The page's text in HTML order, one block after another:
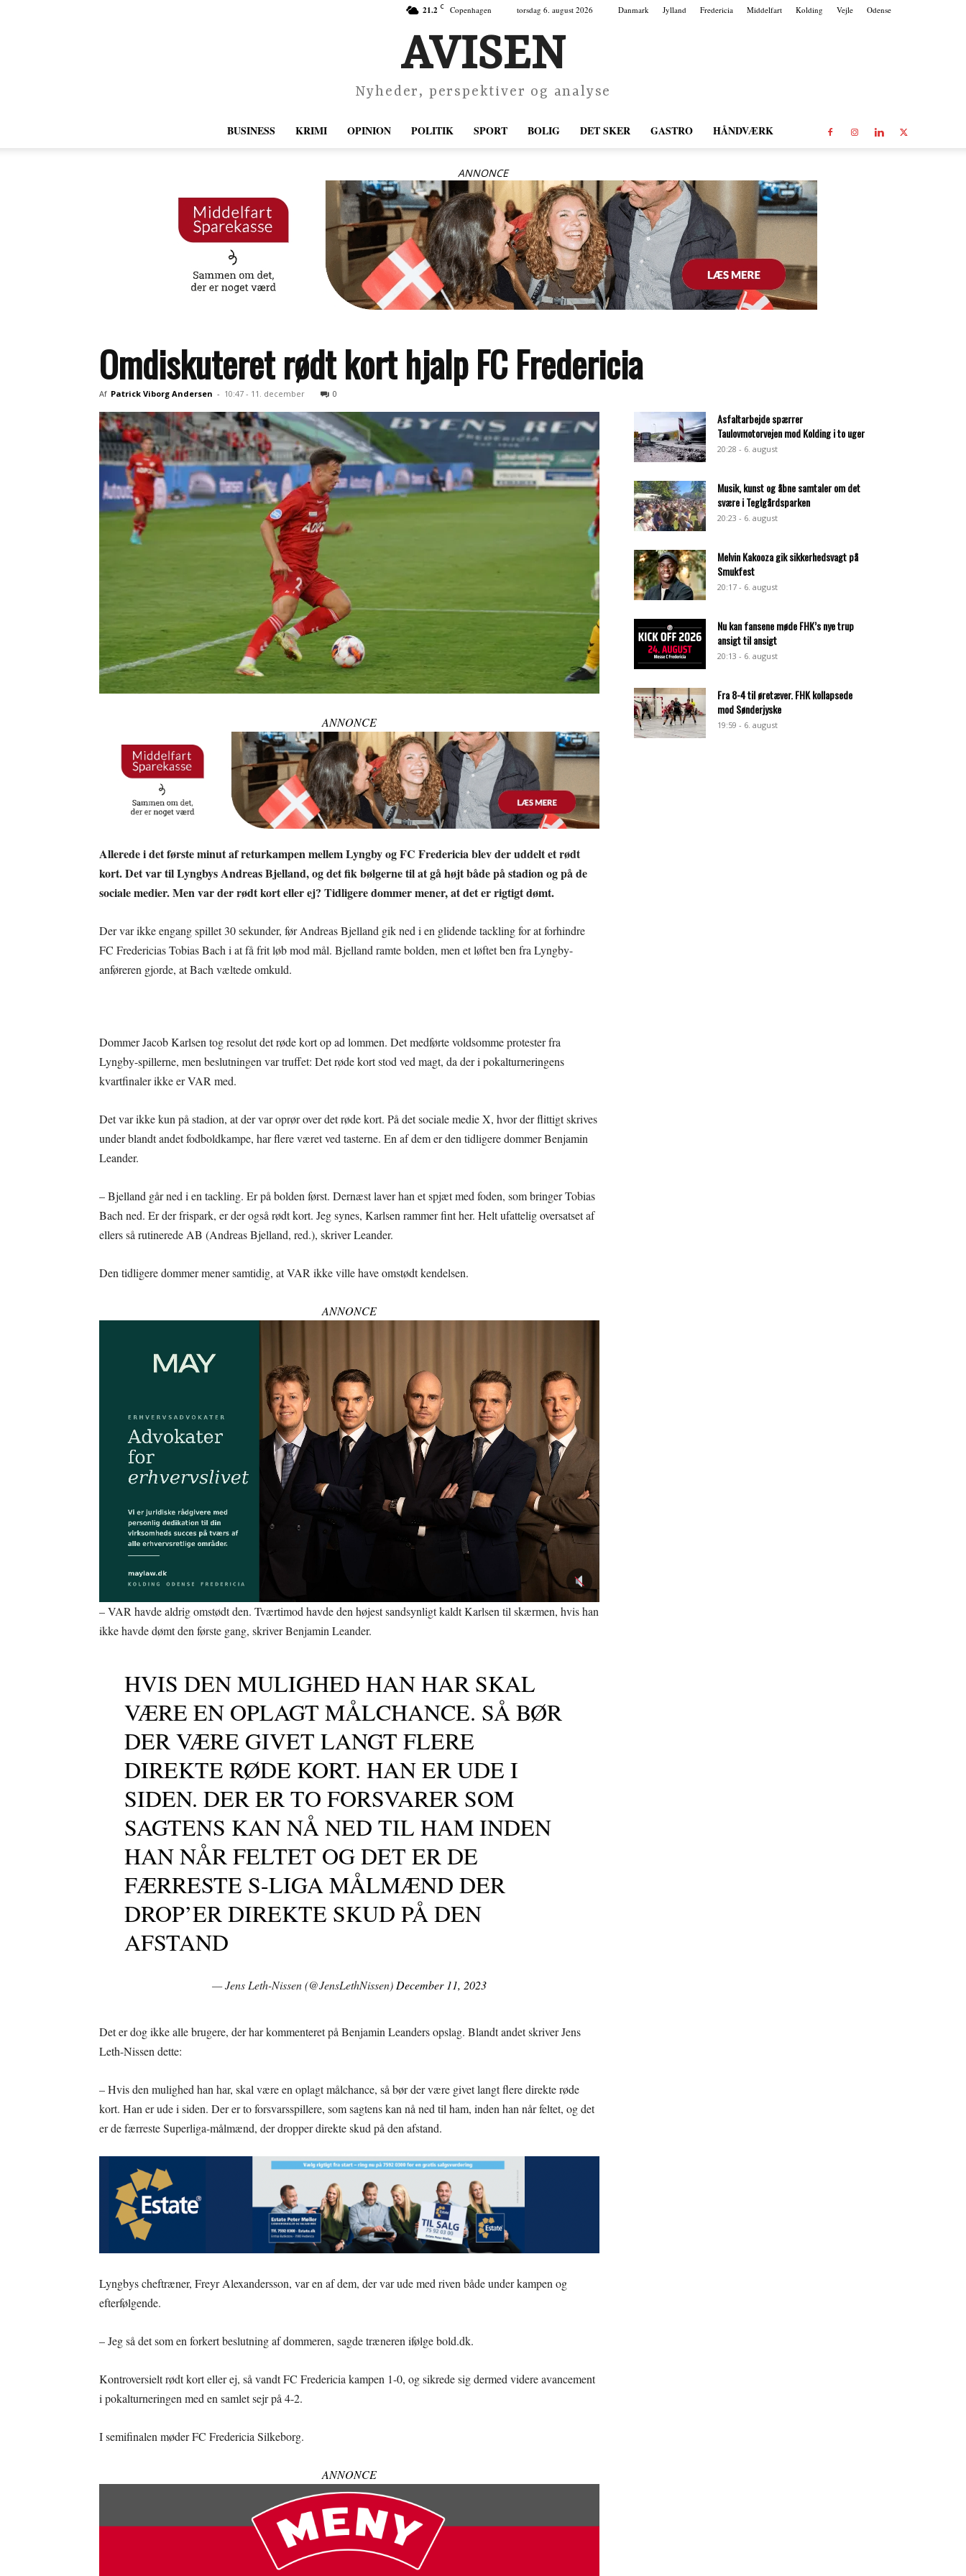
21.2 C Copenhagen torsdag 6. august 2026 Danmark Jylland Fredericia Middelfart Kolding Vejle Odense
AVISEN
Nyheder, perspektiver og analyse
BUSINESS KRIMI OPINION POLITIK SPORT BOLIG DET SKER GASTRO HÅNDVÆRK
ANNONCE
Omdiskuteret rødt kort hjalp FC Fredericia
Af Patrick Viborg Andersen - 10:47 - 11. december 0
ANNONCE
Allerede i det første minut af returkampen mellem Lyngby og FC Fredericia blev der uddelt et rødt
kort. Det var til Lyngbys Andreas Bjelland, og det fik bølgerne til at gå højt både på stadion og på de
sociale medier. Men var der rødt kort eller ej? Tidligere dommer mener, at det er rigtigt dømt.
Der var ikke engang spillet 30 sekunder, før Andreas Bjelland gik ned i en glidende tackling for at forhindre
FC Fredericias Tobias Bach i at få frit løb mod mål. Bjelland ramte bolden, men et løftet ben fra Lyngby-
anføreren gjorde, at Bach væltede omkuld.
Dommer Jacob Karlsen tog resolut det røde kort op ad lommen. Det medførte voldsomme protester fra
Lyngby-spillerne, men beslutningen var truffet: Det røde kort stod ved magt, da der i pokalturneringens
kvartfinaler ikke er VAR med.
Det var ikke kun på stadion, at der var oprør over det røde kort. På det sociale medie X, hvor der flittigt skrives
under blandt andet fodboldkampe, har flere været ved tasterne. En af dem er den tidligere dommer Benjamin
Leander.
– Bjelland går ned i en tackling. Er på bolden først. Dernæst laver han et spjæt med foden, som bringer Tobias
Bach ned. Er der frispark, er der også rødt kort. Jeg synes, Karlsen rammer fint her. Helt ufattelig oversatset af
ellers så rutinerede AB (Andreas Bjelland, red.), skriver Leander.
Den tidligere dommer mener samtidig, at VAR ikke ville have omstødt kendelsen.
ANNONCE
– VAR havde aldrig omstødt den. Tværtimod havde den højest sandsynligt kaldt Karlsen til skærmen, hvis han
ikke havde dømt den første gang, skriver Benjamin Leander.
HVIS DEN MULIGHED HAN HAR SKAL
VÆRE EN OPLAGT MÅLCHANCE. SÅ BØR
DER VÆRE GIVET LANGT FLERE
DIREKTE RØDE KORT. HAN ER UDE I
SIDEN. DER ER TO FORSVARER SOM
SAGTENS KAN NÅ NED TIL HAM INDEN
HAN NÅR FELTET OG DET ER DE
FÆRRESTE S-LIGA MÅLMÆND DER
DROP’ER DIREKTE SKUD PÅ DEN
AFSTAND
— Jens Leth-Nissen (@JensLethNissen)December 11, 2023
Det er dog ikke alle brugere, der har kommenteret på Benjamin Leanders opslag. Blandt andet skriver Jens
Leth-Nissen dette:
– Hvis den mulighed han har, skal være en oplagt målchance, så bør der være givet langt flere direkte røde
kort. Han er ude i siden. Der er to forsvarsspillere, som sagtens kan nå ned til ham, inden han når feltet, og det
er de færreste Superliga-målmænd, der dropper direkte skud på den afstand.
Lyngbys cheftræner, Freyr Alexandersson, var en af dem, der var ude med riven både under kampen og
efterfølgende.
– Jeg så det som en forkert beslutning af dommeren, sagde træneren ifølge bold.dk.
Kontroversielt rødt kort eller ej, så vandt FC Fredericia kampen 1-0, og sikrede sig dermed videre avancement
i pokalturneringen med en samlet sejr på 4-2.
I semifinalen møder FC Fredericia Silkeborg.
ANNONCE
Asfaltarbejde spærrer
Taulovmotorvejen mod Kolding i to uger
20:28 - 6. august
Musik, kunst og åbne samtaler om det
svære i Teglgårdsparken
20:23 - 6. august
Melvin Kakooza gik sikkerhedsvagt på
Smukfest
20:17 - 6. august
Nu kan fansene møde FHK’s nye trup
ansigt til ansigt
20:13 - 6. august
Fra 8-4 til øretæver. FHK kollapsede
mod Sønderjyske
19:59 - 6. august